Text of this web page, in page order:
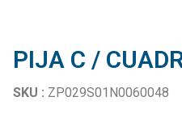
PIJA C /
SKU : ZP029S01N0060048